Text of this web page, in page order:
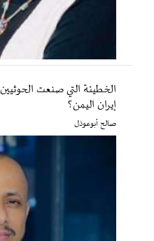
الخطيئة التي صنعت
إيران اليمن؟
صالح أبوعوذل